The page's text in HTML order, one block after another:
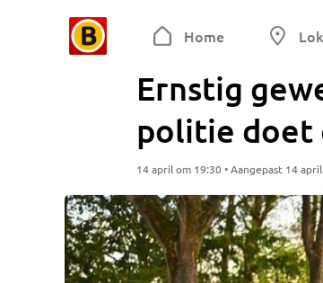
Home
Ernstig
politie doet
14 april om 19:30 • Aangepast 14